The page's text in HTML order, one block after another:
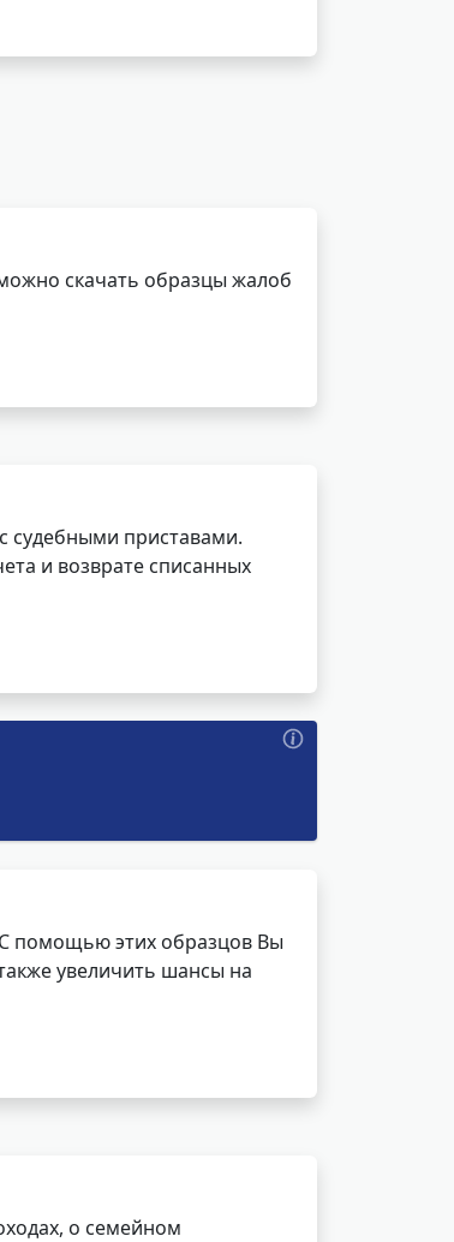
скачать образцы жалоб
судебными приставами.
и возврате списанных
помощью этих образцов Вы
увеличить шансы на
о семейном